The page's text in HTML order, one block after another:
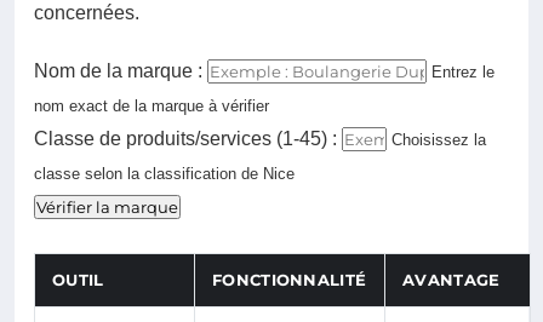
concernées.
Nom de la marque :
Entrez le
nom exact de la marque à vérifier
Classe de produits/services (1-45) :
Choisissez la
classe selon la classification de Nice
Vérifier la marque
OUTIL FONCTIONNALITÉ AVANTAGE